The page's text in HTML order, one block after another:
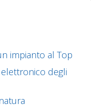
impianto al Top
degli